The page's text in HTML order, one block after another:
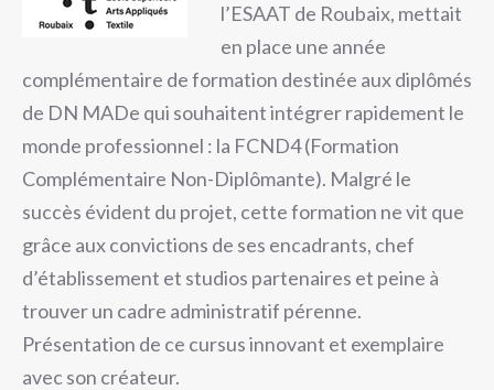
l’ESAAT de Roubaix, mettait
en place une année
complémentaire de formation destinée aux diplômés
de DN MADe qui souhaitent intégrer rapidement le
monde professionnel : la FCND4 (Formation
Complémentaire Non-Diplômante). Malgré le
succès évident du projet, cette formation ne vit que
grâce aux convictions de ses encadrants, chef
d’établissement et studios partenaires et peine à
trouver un cadre administratif pérenne.
Présentation de ce cursus innovant et exemplaire
avec son créateur.